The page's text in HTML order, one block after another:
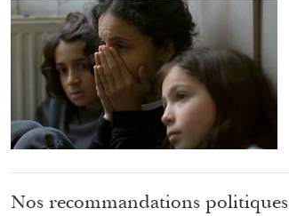
Nos recommandations politiques